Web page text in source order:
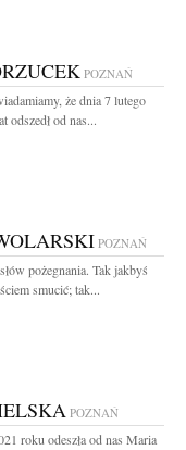
POZNAŃ
że dnia 7 lutego
odszedł od nas...
POZNAŃ
pożegnania. Tak jakbyś
smucić; tak...
POZNAŃ
roku odeszła od nas Maria